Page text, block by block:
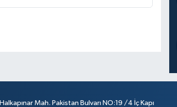
Halkapınar Mah. Pakistan Bulvarı NO:19 /4 İç Kapı